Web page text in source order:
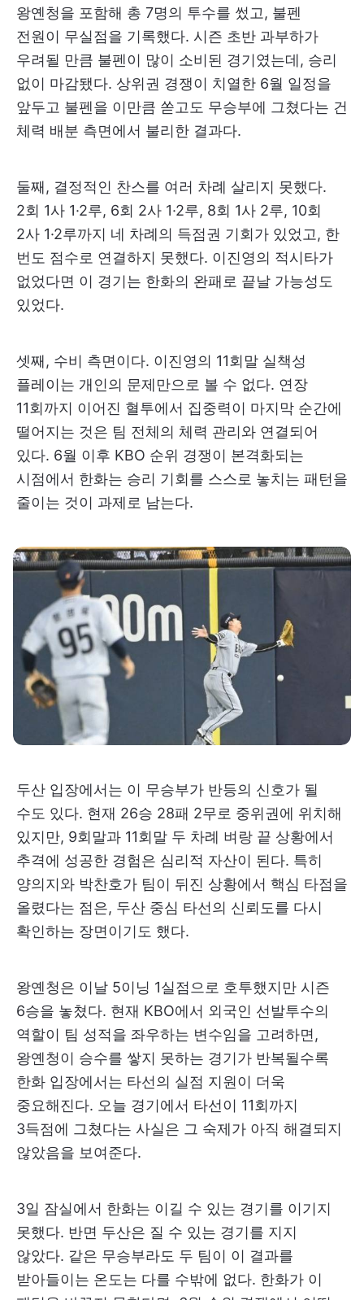
왕옌청을 포함해 총 7명의 투수를 썼고, 불펜
전원이 무실점을 기록했다. 시즌 초반 과부하가
우려될 만큼 불펜이 많이 소비된 경기였는데, 승리
없이 마감됐다. 상위권 경쟁이 치열한 6월 일정을
앞두고 불펜을 이만큼 쏟고도 무승부에 그쳤다는 건
체력 배분 측면에서 불리한 결과다.
둘째, 결정적인 찬스를 여러 차례 살리지 못했다.
2회 1사 1·2루, 6회 2사 1·2루, 8회 1사 2루, 10회
2사 1·2루까지 네 차례의 득점권 기회가 있었고, 한
번도 점수로 연결하지 못했다. 이진영의 적시타가
없었다면 이 경기는 한화의 완패로 끝날 가능성도
있었다.
셋째, 수비 측면이다. 이진영의 11회말 실책성
플레이는 개인의 문제만으로 볼 수 없다. 연장
11회까지 이어진 혈투에서 집중력이 마지막 순간에
떨어지는 것은 팀 전체의 체력 관리와 연결되어
있다. 6월 이후 KBO 순위 경쟁이 본격화되는
시점에서 한화는 승리 기회를 스스로 놓치는 패턴을
줄이는 것이 과제로 남는다.
두산 입장에서는 이 무승부가 반등의 신호가 될
수도 있다. 현재 26승 28패 2무로 중위권에 위치해
있지만, 9회말과 11회말 두 차례 벼랑 끝 상황에서
추격에 성공한 경험은 심리적 자산이 된다. 특히
양의지와 박찬호가 팀이 뒤진 상황에서 핵심 타점을
올렸다는 점은, 두산 중심 타선의 신뢰도를 다시
확인하는 장면이기도 했다.
왕옌청은 이날 5이닝 1실점으로 호투했지만 시즌
6승을 놓쳤다. 현재 KBO에서 외국인 선발투수의
역할이 팀 성적을 좌우하는 변수임을 고려하면,
왕옌청이 승수를 쌓지 못하는 경기가 반복될수록
한화 입장에서는 타선의 실점 지원이 더욱
중요해진다. 오늘 경기에서 타선이 11회까지
3득점에 그쳤다는 사실은 그 숙제가 아직 해결되지
않았음을 보여준다.
3일 잠실에서 한화는 이길 수 있는 경기를 이기지
못했다. 반면 두산은 질 수 있는 경기를 지지
않았다. 같은 무승부라도 두 팀이 이 결과를
받아들이는 온도는 다를 수밖에 없다. 한화가 이